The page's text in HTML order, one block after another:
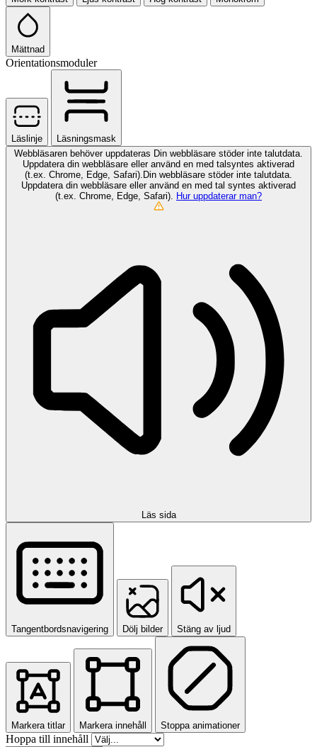
Mättnad
Orientationsmoduler
Läslinje
Läsningsmask
Webbläsaren behöver uppdateras Din webbläsare stöder inte talutdata.
Uppdatera din webbläsare eller använd en med talsyntes aktiverad
(t.ex. Chrome, Edge, Safari).Din webbläsare stöder inte talutdata.
Uppdatera din webbläsare eller använd en med tal syntes aktiverad
(t.ex. Chrome, Edge, Safari). Hur uppdaterar man?
Läs sida
Tangentbordsnavigering Dölj bilder Stäng av ljud
Markera titlar Markera innehåll Stoppa animationer
Hoppa till innehåll